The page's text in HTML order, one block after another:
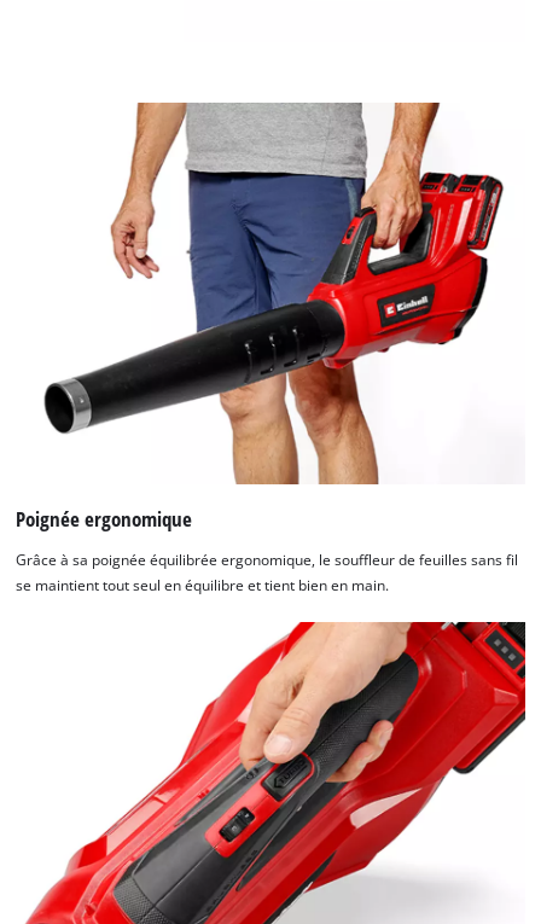
Poignée ergonomique
Grâce à sa poignée équilibrée ergonomique, le souffleur de feuilles sans fil
se maintient tout seul en équilibre et tient bien en main.